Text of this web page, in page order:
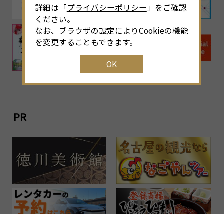
PR
詳細は「プライバシーポリシー 」をご確認
ください。
なお、ブラウザの設定によりCookieの機能
を変更することもできます。
OK